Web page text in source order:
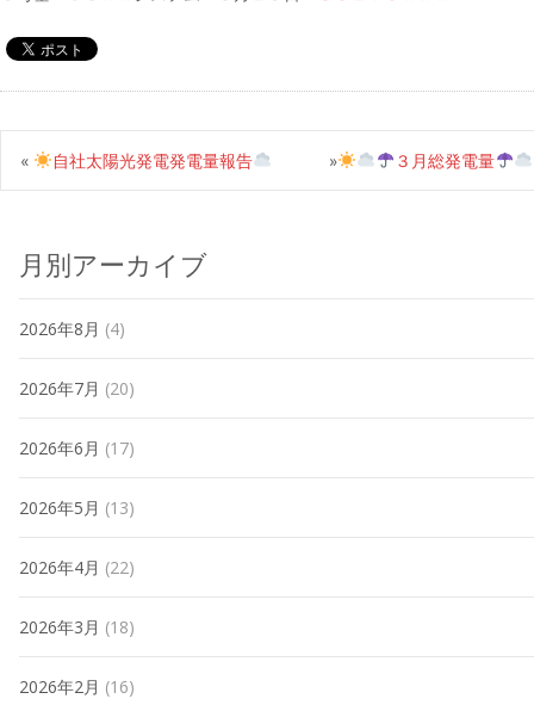
« 自社太陽光発電発電量報告 ３月総発電量
»
月別アーカイブ
2026年8月 (4)
2026年7月 (20)
2026年6月 (17)
2026年5月 (13)
2026年4月 (22)
2026年3月 (18)
2026年2月 (16)